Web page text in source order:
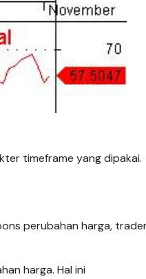
timeframe yang dipakai.
perubahan harga,
harga. Hal ini